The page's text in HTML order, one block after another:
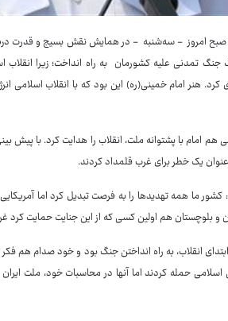
صبح امروز - سه‌شنبه - در همایش نقش بسیج و قدرت
جنگ تمدنی علیه کشورمان به راه انداخت؛ زیرا
هنر امام خمینی(ره) این بود که با انقلاب اسلامی
امام با پشتوانه ملت، انقلاب را هدایت کرد. با پیش
یک خطر برای غرب قلمداد کردند.
ما همه تهدیدها را به فرصت تبدیل کرد اما
و بلوچستان هم اولین کسی که از این جنایت حمایت کرد
ابتدای انقلاب، به راه انداختن جنگ بود و خود صدام
حمله کردند اما آنها در محاسبات خود، ملت